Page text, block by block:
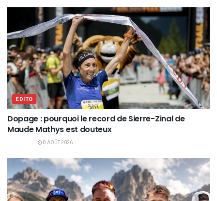
EDITO
Dopage : pourquoi le record de Sierre-Zinal de
Maude Mathys est douteux
8 AOÛT 2026